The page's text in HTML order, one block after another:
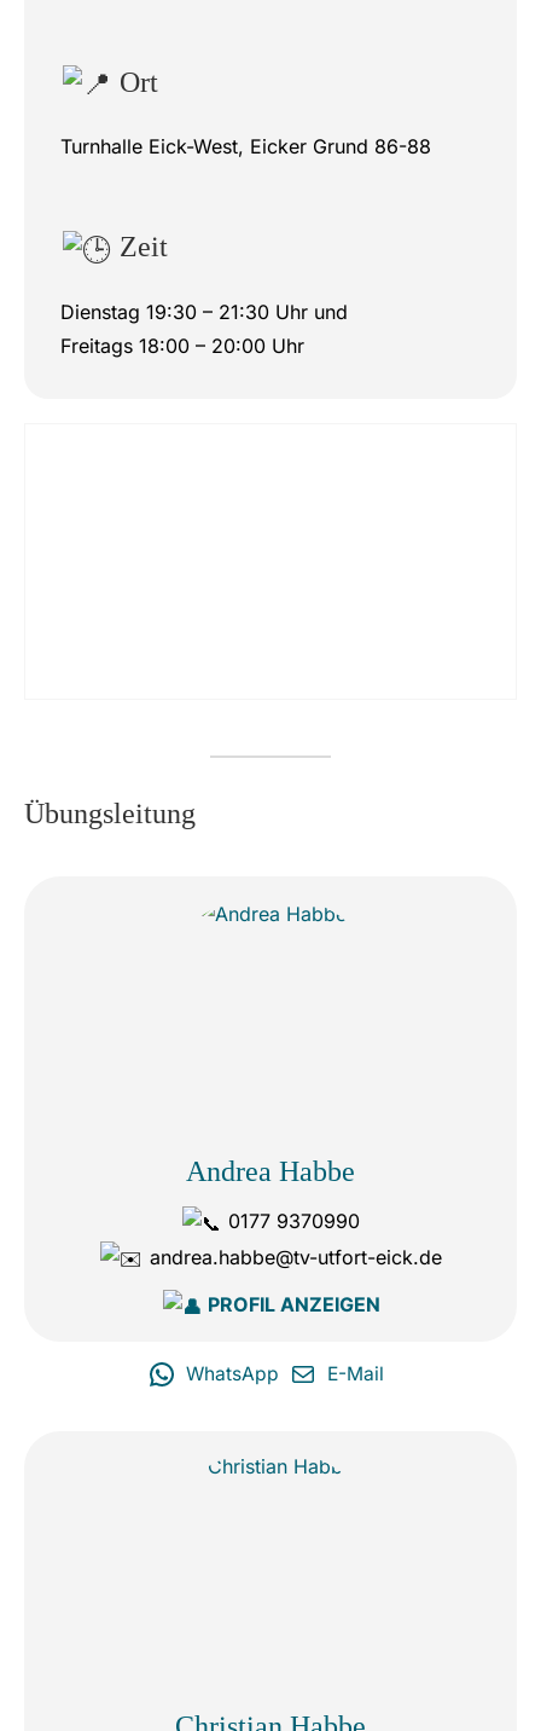
Ort
Turnhalle Eick-West, Eicker Grund 86-88
Zeit
Dienstag 19:30 – 21:30 Uhr und
Freitags 18:00 – 20:00 Uhr
Übungsleitung
Andrea Habbe
0177 9370990
andrea.habbe@tv-utfort-eick.de
PROFIL ANZEIGEN
WhatsApp E-Mail